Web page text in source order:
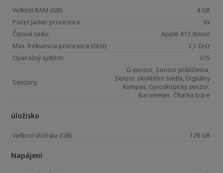
Veľkosť RAM (GB):
4 GB
Počet jadier procesora:
6x
Čipová sada:
Apple A15 Bionic
Max. frekvencia procesora (GHz):
3,1 GHz
Operačný systém:
iOS
Senzory:
G-senzor, Senzor priblíženia,
Senzor okolitého svetla, Digitálny
kompas, Gyroskopický senzor,
Barometer, Čítačka tváre
úložisko
Veľkosť úložiska (GB): 128 GB
Napájení